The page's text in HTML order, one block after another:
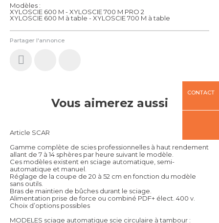
Partager l'annonce
Modèles :
XYLOSCIE 600 M - XYLOSCIE 700 M PRO 2
XYLOSCIE 600 M à table - XYLOSCIE 700 M à table
Vous aimerez aussi
Article SCAR
Gamme complète de scies professionnelles à haut rendement
allant de 7 à 14 sphères par heure suivant le modèle.
Ces modèles existent en sciage automatique, semi-
automatique et manuel.
Réglage de la coupe de 20 à 52 cm en fonction du modèle
sans outils.
Bras de maintien de bûches durant le sciage.
Alimentation prise de force ou combiné PDF+ élect. 400 v.
Choix d’options possibles
MODELES sciage automatique scie circulaire à tambour :
CONTACT